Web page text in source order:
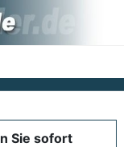
Sie sofort